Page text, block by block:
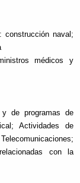
construcción naval;
médicos y
de programas de
Actividades de
con la